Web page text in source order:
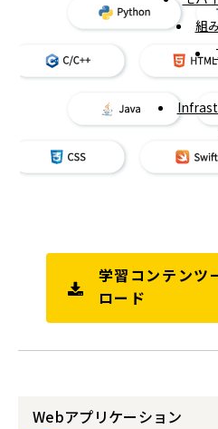
組
学習コンテンツ
ロード
Webアプリケーション